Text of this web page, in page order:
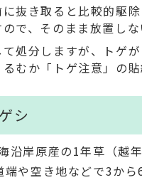
抜き取ると比較的駆
で、そのまま放置しな
処分しますが、トゲ
むか「トゲ注意」の
シ
沿岸原産の1年草（越
や空き地などで3か